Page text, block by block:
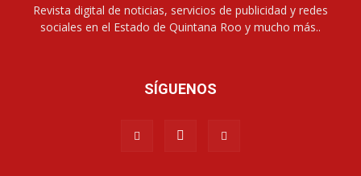
Revista digital de noticias, servicios de publicidad y redes
sociales en el Estado de Quintana Roo y mucho más..
SÍGUENOS